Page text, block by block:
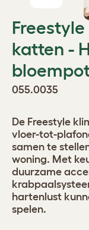
katten -
055.0035
De Freestyle
vloer-tot-
samen te
woning. Met
duurzame
hartenlust
spelen.